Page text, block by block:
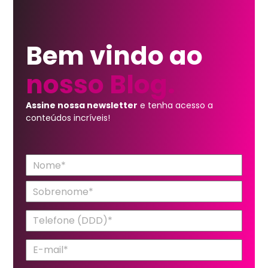
Bem vindo ao
nosso Blog.
Assine nossa newsletter e tenha acesso a
conteúdos incríveis!